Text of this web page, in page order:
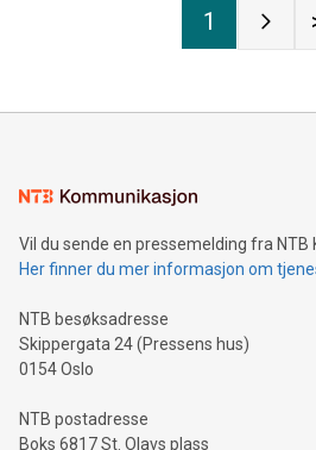
1
Vil du sende en pressemelding fra NTB
Her finner du mer informasjon om
NTB besøksadresse
Skippergata 24 (Pressens hus)
0154 Oslo
NTB postadresse
Boks 6817 St. Olavs plass